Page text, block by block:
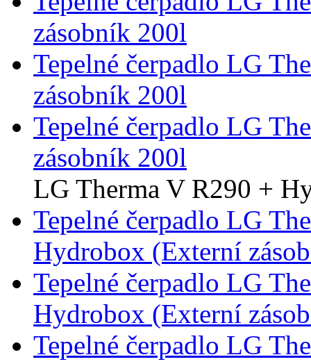
zásobník 200l
Tepelné čerpadlo LG
zásobník 200l
Tepelné čerpadlo LG
zásobník 200l
LG Therma V R290 +
Tepelné čerpadlo LG
Hydrobox (Externí
Tepelné čerpadlo LG
Hydrobox (Externí
Tepelné čerpadlo LG